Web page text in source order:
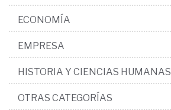
ECONOMÍA
EMPRESA
HISTORIA Y CIENCIAS HUMANAS
OTRAS CATEGORÍAS